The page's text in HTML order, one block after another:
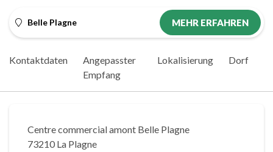
Belle Plagne MEHR ERFAHREN
Kontaktdaten
Angepasster
Empfang
Lokalisierung Dorf
Centre commercial amont Belle Plagne
73210 La Plagne